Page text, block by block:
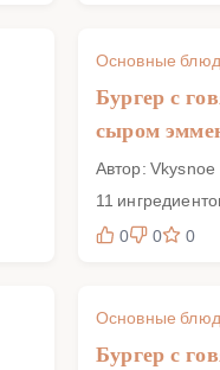
Основные
Бургер с
сыром
Автор: Vkysnoe
11
0
0 0
Основные
Бургер с